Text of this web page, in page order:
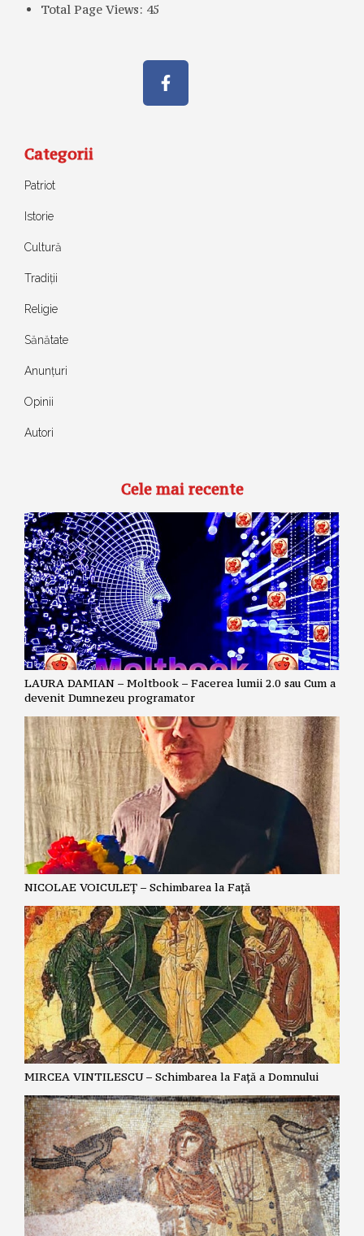
Total Page Views: 45
Categorii
Patriot
Istorie
Cultură
Tradiții
Religie
Sănătate
Anunțuri
Opinii
Autori
Cele mai recente
LAURA DAMIAN – Moltbook – Facerea lumii 2.0 sau Cum a
devenit Dumnezeu programator
NICOLAE VOICULEȚ – Schimbarea la Față
MIRCEA VINTILESCU – Schimbarea la Față a Domnului